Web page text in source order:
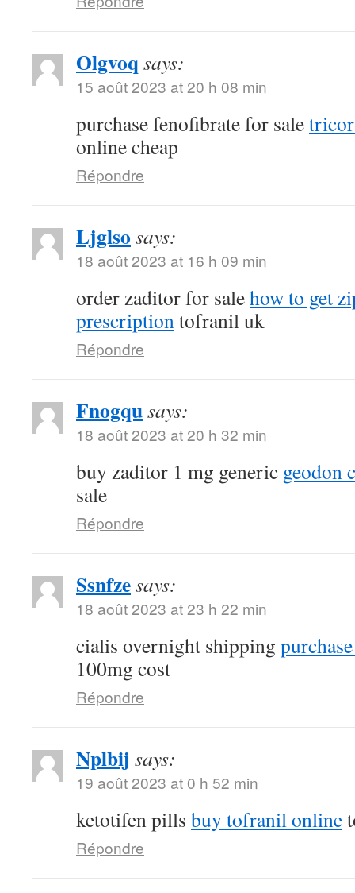
Olgvoq says:
15 août 2023 at 20 h 08 min
purchase fenofibrate for sale
online cheap
Répondre
Ljglso says:
18 août 2023 at 16 h 09 min
order zaditor for salehow to get
prescriptiontofranil uk
Répondre
Fnogqusays:
18 août 2023 at 20 h 32 min
buy zaditor 1 mg generic geodon
sale
Répondre
Ssnfzesays:
18 août 2023 at 23 h 22 min
cialis overnight shipping
100mg cost
Répondre
Nplbij says:
19 août 2023 at 0 h 52 min
ketotifen pills buy tofranil online
Répondre